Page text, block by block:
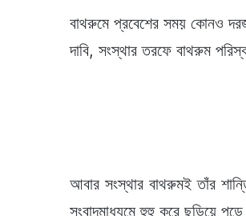
বাথরুমে প্রবেশের সময় কোনও
দাবি, সংস্থার তরফে বাথরুম
আবার সংস্থার বাথরুমই তাঁর
সংবাদমাধ্যমে হুহু করে ছড়িয়ে